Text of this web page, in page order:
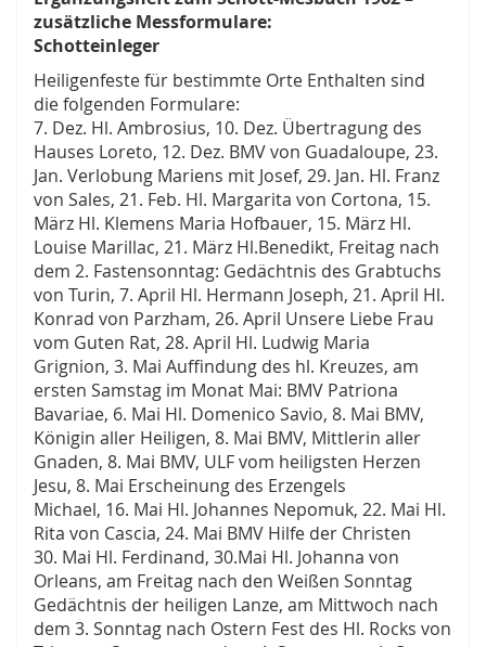
zusätzliche Messformulare:
Schotteinleger
Heiligenfeste für bestimmte Orte Enthalten sind
die folgenden Formulare:
7. Dez. Hl. Ambrosius, 10. Dez. Übertragung des
Hauses Loreto, 12. Dez. BMV von Guadaloupe, 23.
Jan. Verlobung Mariens mit Josef, 29. Jan. Hl. Franz
von Sales, 21. Feb. Hl. Margarita von Cortona, 15.
März Hl. Klemens Maria Hofbauer, 15. März Hl.
Louise Marillac, 21. März Hl.Benedikt, Freitag nach
dem 2. Fastensonntag: Gedächtnis des Grabtuchs
von Turin, 7. April Hl. Hermann Joseph, 21. April Hl.
Konrad von Parzham, 26. April Unsere Liebe Frau
vom Guten Rat, 28. April Hl. Ludwig Maria
Grignion, 3. Mai Auffindung des hl. Kreuzes, am
ersten Samstag im Monat Mai: BMV Patriona
Bavariae, 6. Mai Hl. Domenico Savio, 8. Mai BMV,
Königin aller Heiligen, 8. Mai BMV, Mittlerin aller
Gnaden, 8. Mai BMV, ULF vom heiligsten Herzen
Jesu, 8. Mai Erscheinung des Erzengels
Michael, 16. Mai Hl. Johannes Nepomuk, 22. Mai Hl.
Rita von Cascia, 24. Mai BMV Hilfe der Christen
30. Mai Hl. Ferdinand, 30.Mai Hl. Johanna von
Orleans, am Freitag nach den Weißen Sonntag
Gedächtnis der heiligen Lanze, am Mittwoch nach
dem 3. Sonntag nach Ostern Fest des Hl. Rocks von